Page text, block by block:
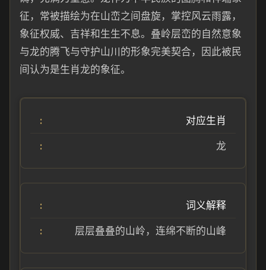
征，常被描绘为在山峦之间盘旋，掌控风云雨露，
象征权威、吉祥和生生不息。叠岭层峦的自然意象
与龙的腾飞与守护山川的形象完美契合，因此被民
间认为是生肖龙的象征。
对应生肖
龙
词义解释
层层叠叠的山岭，连绵不断的山峰